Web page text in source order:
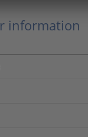
information